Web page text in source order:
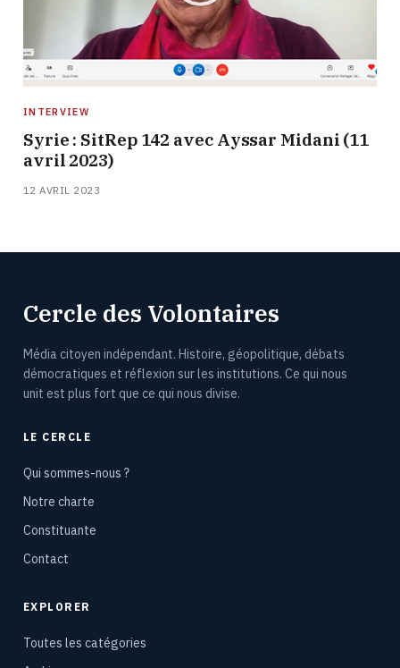
INTERVIEW
Syrie : SitRep 142 avec Ayssar Midani (11
avril 2023)
12 AVRIL 2023
Cercle des Volontaires
Média citoyen indépendant. Histoire, géopolitique, débats
démocratiques et réflexion sur les institutions. Ce qui nous
unit est plus fort que ce qui nous divise.
LE CERCLE
Qui sommes-nous ?
Notre charte
Constituante
Contact
EXPLORER
Toutes les catégories